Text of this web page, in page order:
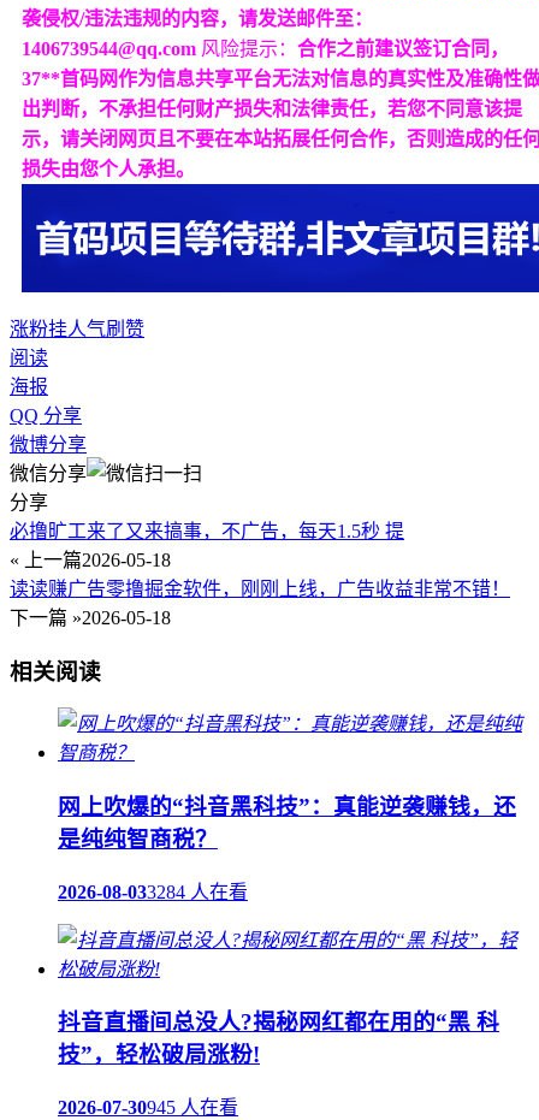
袭侵权/违法违规的内容，请发送邮件至：
1406739544@qq.com 风险提示： 合作之前建议签订合同，
37**首码网作为信息共享平台无法对信息的真实性及准确性
出判断，不承担任何财产损失和法律责任，若您不同意该提
示，请关闭网页且不要在本站拓展任何合作，否则造成的任
损失由您个人承担。
涨粉挂人气刷赞
阅读
海报
QQ 分享
微博分享
微信分享
分享
必撸旷工来了又来搞事，不广告，每天1.5秒 提
« 上一篇2026-05-18
读读赚广告零撸掘金软件，刚刚上线，广告收益非常不错！
下一篇 »2026-05-18
相关阅读
网上吹爆的“抖音黑科技”：真能逆袭赚钱，还
是纯纯智商税？
2026-08-033284 人在看
抖音直播间总没人?揭秘网红都在用的“黑 科
技”，轻松破局涨粉!
2026-07-30945 人在看